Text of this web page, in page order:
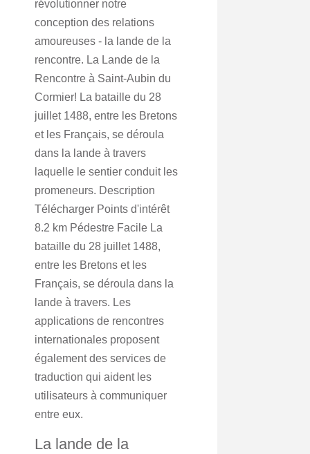
révolutionner notre
conception des relations
amoureuses - la lande de la
rencontre. La Lande de la
Rencontre à Saint-Aubin du
Cormier! La bataille du 28
juillet 1488, entre les Bretons
et les Français, se déroula
dans la lande à travers
laquelle le sentier conduit les
promeneurs. Description
Télécharger Points d'intérêt
8.2 km Pédestre Facile La
bataille du 28 juillet 1488,
entre les Bretons et les
Français, se déroula dans la
lande à travers. Les
applications de rencontres
internationales proposent
également des services de
traduction qui aident les
utilisateurs à communiquer
entre eux.
La lande de la